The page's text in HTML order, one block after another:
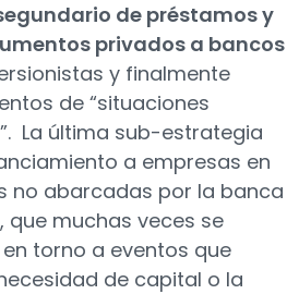
de préstamos y
privados a bancos
y finalmente
de “situaciones
La última sub-estrategia
a empresas en
no abarcadas por la banca
que muchas veces se
torno a eventos que
de capital o la